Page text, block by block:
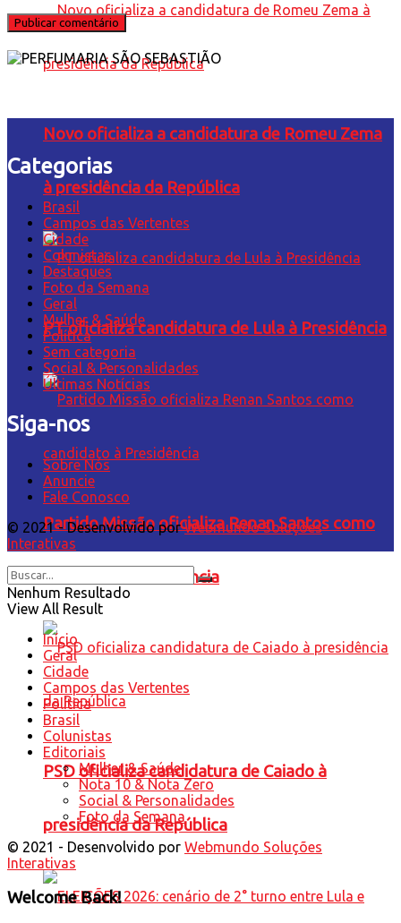
Novo oficializa a candidatura de Romeu Zema
à presidência da República
PT oficializa candidatura de Lula à Presidência
Partido Missão oficializa Renan Santos como
candidato à Presidência
PSD oficializa candidatura de Caiado à
presidência da República
Categorias
Brasil
Campos das Vertentes
Cidade
Colunistas
Destaques
Foto da Semana
Geral
Mulher & Saúde
Política
Sem categoria
Social & Personalidades
Últimas Notícias
Siga-nos
Sobre Nós
Anuncie
Fale Conosco
© 2021 - Desenvolvido porWebmundo Soluções
Interativas
Nenhum Resultado
View All Result
Início
Geral
Cidade
Campos das Vertentes
Política
Brasil
Colunistas
Editoriais
Mulher & Saúde
Nota 10 & Nota Zero
Social & Personalidades
Foto da Semana
© 2021 - Desenvolvido por Webmundo Soluções
Interativas
Welcome Back!